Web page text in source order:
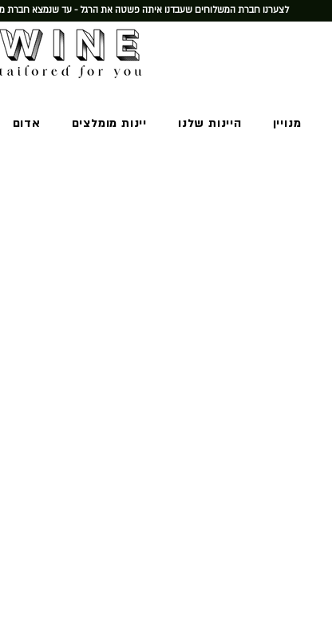
לצערנו חברת המשלוחים שעבדנו איתה פשטה את הרגל - עד שנמצא חברת
מנויין היינות שלנו יינות מומלצים אדום